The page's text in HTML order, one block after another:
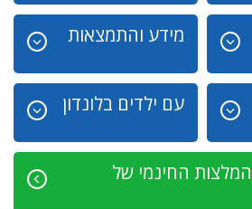
מידע והתמצאות
עם ילדים בלונדון
החינמי של